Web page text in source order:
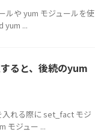
ルや yum モジュールを使
yum ...
ると、後続のyum
れる際に set_fact モジ
モジュー ...